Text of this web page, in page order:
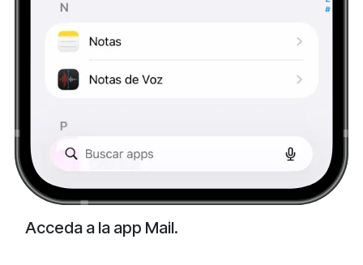
Acceda a la app Mail.